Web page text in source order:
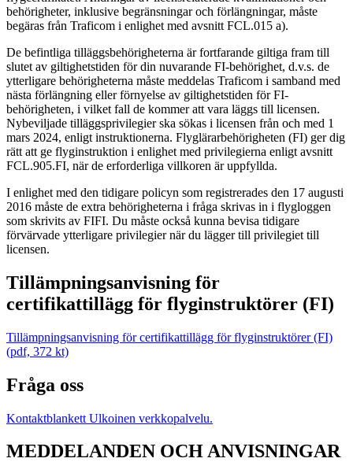
behörigheter, inklusive begränsningar och förlängningar, måste
begäras från Traficom i enlighet med avsnitt FCL.015 a).
De befintliga tilläggsbehörigheterna är fortfarande giltiga fram till
slutet av giltighetstiden för din nuvarande FI-behörighet, d.v.s. de
ytterligare behörigheterna måste meddelas Traficom i samband med
nästa förlängning eller förnyelse av giltighetstiden för FI-
behörigheten, i vilket fall de kommer att vara läggs till licensen.
Nybeviljade tilläggsprivilegier ska sökas i licensen från och med 1
mars 2024, enligt instruktionerna. Flyglärarbehörigheten (FI) ger dig
rätt att ge flyginstruktion i enlighet med privilegierna enligt avsnitt
FCL.905.FI, när de erforderliga villkoren är uppfyllda.
I enlighet med den tidigare policyn som registrerades den 17 augusti
2016 måste de extra behörigheterna i fråga skrivas in i flygloggen
som skrivits av FIFI. Du måste också kunna bevisa tidigare
förvärvade ytterligare privilegier när du lägger till privilegiet till
licensen.
Tillämpningsanvisning för
certifikattillägg för flyginstruktörer (FI)
Tillämpningsanvisning för certifikattillägg för flyginstruktörer (FI)
(pdf, 372 kt)
Fråga oss
Kontaktblankett Ulkoinen verkkopalvelu.
MEDDELANDEN OCH ANVISNINGAR